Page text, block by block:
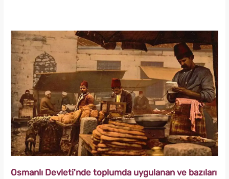
Osmanlı Devleti'nde toplumda uygulanan ve bazıları